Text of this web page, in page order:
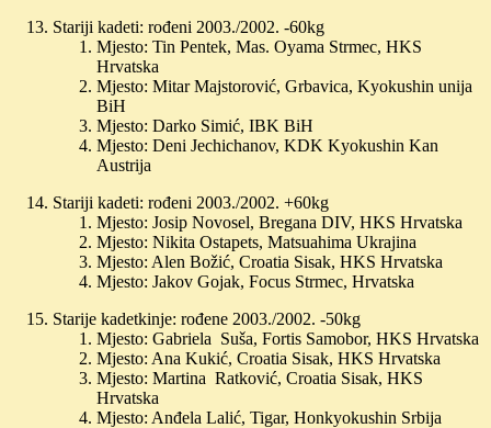
Stariji kadeti: rođeni 2003./2002. -60kg
Mjesto: Tin Pentek, Mas. Oyama Strmec, HKS
Hrvatska
Mjesto: Mitar Majstorović, Grbavica, Kyokushin unija
BiH
Mjesto: Darko Simić, IBK BiH
Mjesto: Deni Jechichanov, KDK Kyokushin Kan
Austrija
Stariji kadeti: rođeni 2003./2002. +60kg
Mjesto: Josip Novosel, Bregana DIV, HKS Hrvatska
Mjesto: Nikita Ostapets, Matsuahima Ukrajina
Mjesto: Alen Božić, Croatia Sisak, HKS Hrvatska
Mjesto: Jakov Gojak, Focus Strmec, Hrvatska
Starije kadetkinje: rođene 2003./2002. -50kg
Mjesto: Gabriela Suša, Fortis Samobor, HKS Hrvatska
Mjesto: Ana Kukić, Croatia Sisak, HKS Hrvatska
Mjesto: Martina Ratković, Croatia Sisak, HKS
Hrvatska
Mjesto: Anđela Lalić, Tigar, Honkyokushin Srbija